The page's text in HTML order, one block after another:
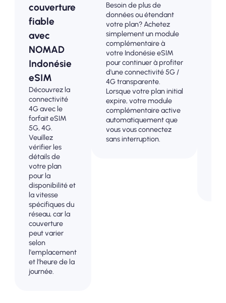
couverture
fiable
avec
NOMAD
Indonésie
eSIM
Découvrez la
connectivité
4G avec le
forfait eSIM
5G, 4G.
Veuillez
vérifier les
détails de
votre plan
pour la
disponibilité et
la vitesse
spécifiques du
réseau, car la
couverture
peut varier
selon
l'emplacement
et l'heure de la
journée.
Besoin de plus de
données ou étendant
votre plan? Achetez
simplement un module
complémentaire à
votre Indonésie eSIM
pour continuer à profiter
d'une connectivité 5G /
4G transparente.
Lorsque votre plan initial
expire, votre module
complémentaire active
automatiquement que
vous vous connectez
sans interruption.